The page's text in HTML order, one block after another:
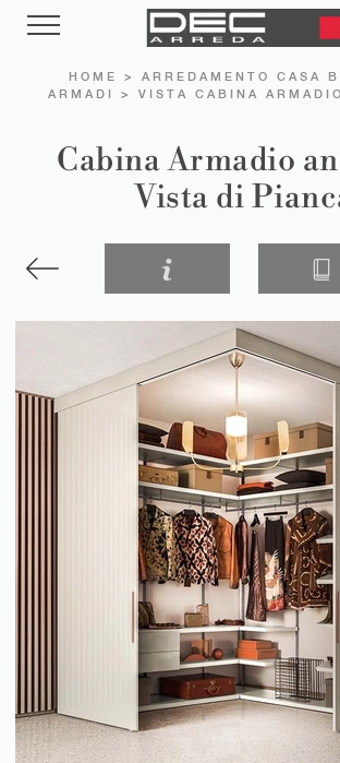
HOME > ARREDAMENTO CASA
ARMADI
> VISTA CABINA
Cabina Armadio
Vista di